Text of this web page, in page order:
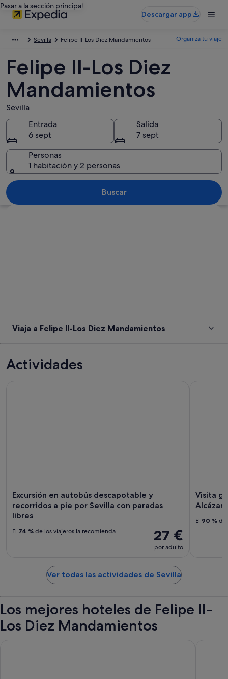
Pasar a la sección principal
Descargar app
Sevilla Felipe II-Los Diez Mandamientos Organiza tu viaje
Felipe II-Los Diez
Mandamientos
Sevilla
Entrada
6 sept
Salida
7 sept
Personas
1 habitación y 2 personas
Buscar
Viaja a Felipe II-Los Diez Mandamientos
Actividades
Excursión en autobús descapotable y
recorridos a pie por Sevilla con paradas
libres
27 €
por adulto
El 74 % de los viajeros la recomienda
Visita
Alcázar
El 90 % de
Ver todas las actividades de Sevilla
Los mejores hoteles de Felipe II-
Los Diez Mandamientos